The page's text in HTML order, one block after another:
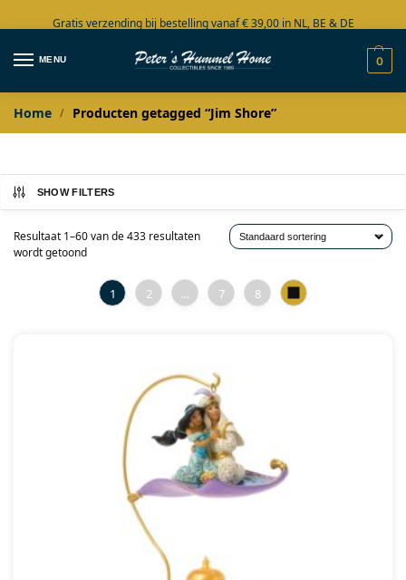
Gratis verzending bij bestelling vanaf € 39,00 in NL, BE & DE
Grote collectie in voorraad
MENU 0
Home / Producten getagged “Jim Shore”
SHOW FILTERS
Resultaat 1–60 van de 433 resultaten
wordt getoond
1 2 … 7 8